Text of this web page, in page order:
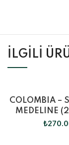
İLGILI
COLOMBIA –
MEDELINE
₺